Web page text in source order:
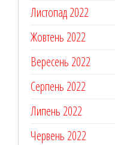
Листопад 2022
Жовтень 2022
Вересень 2022
Серпень 2022
Липень 2022
Червень 2022